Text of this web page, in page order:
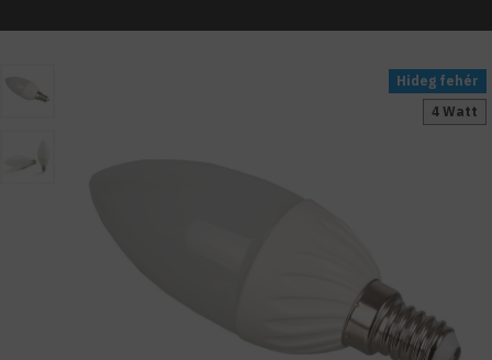
Hideg fehér
4 Watt